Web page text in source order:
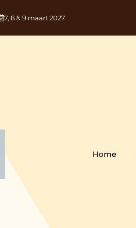
7, 8 & 9 maart 2027
Home